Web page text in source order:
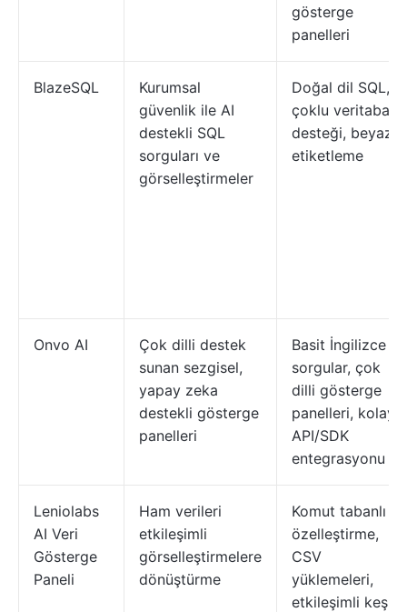
gösterge
panelleri
BlazeSQL
Kurumsal
güvenlik ile AI
destekli SQL
sorguları ve
görselleştirmeler
Doğal dil SQL,
çoklu veritabanı
desteği, beyaz
etiketleme
Onvo AI
Çok dilli destek
sunan sezgisel,
yapay zeka
destekli gösterge
panelleri
Basit İngilizce
sorgular, çok
dilli gösterge
panelleri, kolay
API/SDK
entegrasyonu
Leniolabs
AI Veri
Gösterge
Paneli
Ham verileri
etkileşimli
görselleştirmelere
dönüştürme
Komut tabanlı
özelleştirme,
CSV
yüklemeleri,
etkileşimli keşif